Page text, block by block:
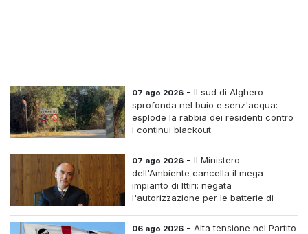
07 ago 2026 -Il sud di Alghero
sprofonda nel buio e senz'acqua:
esplode la rabbia dei residenti contro
i continui blackout
07 ago 2026 -Il Ministero
dell'Ambiente cancella il mega
impianto di Ittiri: negata
l'autorizzazione per le batterie di
06 ago 2026 -Alta tensione nel Partito